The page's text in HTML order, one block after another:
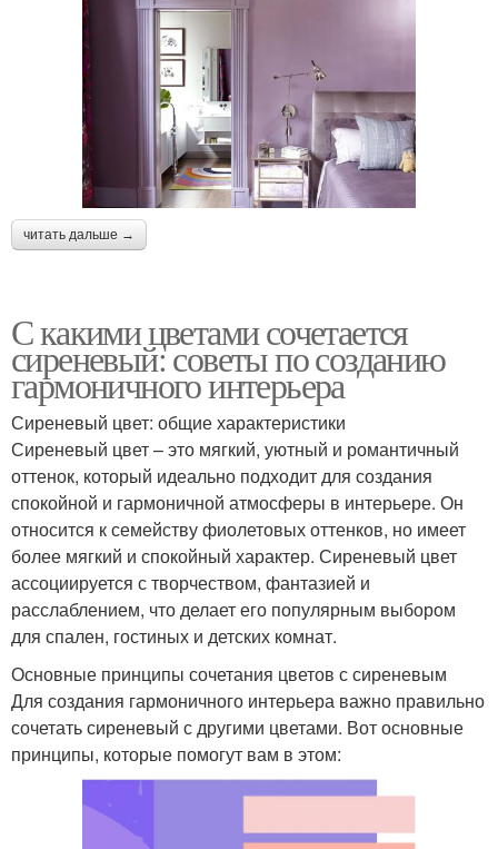
читать дальше →
С какими цветами сочетается
сиреневый: советы по созданию
гармоничного интерьера
Сиреневый цвет: общие характеристики
Сиреневый цвет – это мягкий, уютный и романтичный
оттенок, который идеально подходит для создания
спокойной и гармоничной атмосферы в интерьере. Он
относится к семейству фиолетовых оттенков, но имеет
более мягкий и спокойный характер. Сиреневый цвет
ассоциируется с творчеством, фантазией и
расслаблением, что делает его популярным выбором
для спален, гостиных и детских комнат.
Основные принципы сочетания цветов с сиреневым
Для создания гармоничного интерьера важно правильно
сочетать сиреневый с другими цветами. Вот основные
принципы, которые помогут вам в этом: